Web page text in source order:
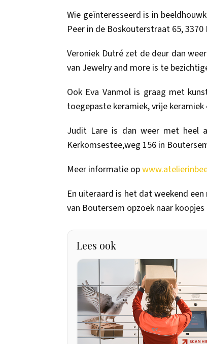
Wie geïnteresseerd is in
Peer in de Boskouterstraat 65,
Veroniek Dutré zet de deur dan
van Jewelry and more is te
Ook Eva Vanmol is graag met
toegepaste keramiek, vrije
Judit Lare is dan weer met heel
Kerkomsestee,weg 156 in
Meer informatie op
En uiteraard is het dat weekend
van Boutersem opzoek naar
Lees ook